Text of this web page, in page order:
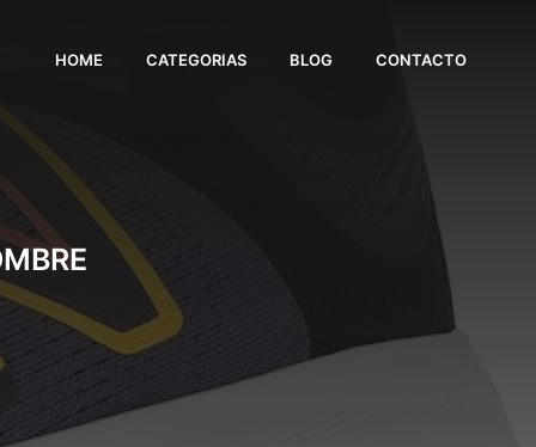
HOME CATEGORIAS BLOG CONTACTO